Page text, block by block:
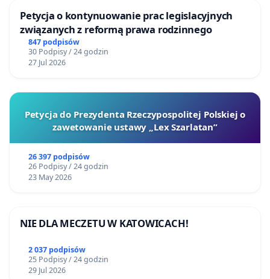
Petycja o kontynuowanie prac legislacyjnych
związanych z reformą prawa rodzinnego
847 podpisów
30 Podpisy / 24 godzin
27 Jul 2026
Petycja do Prezydenta Rzeczypospolitej Polskiej o
zawetowanie ustawy „Lex Szarlatan”
26 397 podpisów
26 Podpisy / 24 godzin
23 May 2026
NIE DLA MECZETU W KATOWICACH!
2 037 podpisów
25 Podpisy / 24 godzin
29 Jul 2026